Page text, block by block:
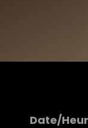
Date/